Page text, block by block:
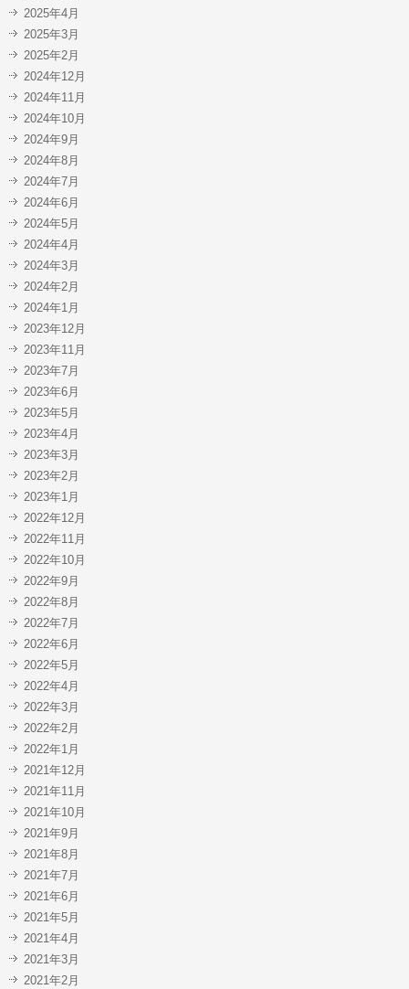
2025年4月
2025年3月
2025年2月
2024年12月
2024年11月
2024年10月
2024年9月
2024年8月
2024年7月
2024年6月
2024年5月
2024年4月
2024年3月
2024年2月
2024年1月
2023年12月
2023年11月
2023年7月
2023年6月
2023年5月
2023年4月
2023年3月
2023年2月
2023年1月
2022年12月
2022年11月
2022年10月
2022年9月
2022年8月
2022年7月
2022年6月
2022年5月
2022年4月
2022年3月
2022年2月
2022年1月
2021年12月
2021年11月
2021年10月
2021年9月
2021年8月
2021年7月
2021年6月
2021年5月
2021年4月
2021年3月
2021年2月